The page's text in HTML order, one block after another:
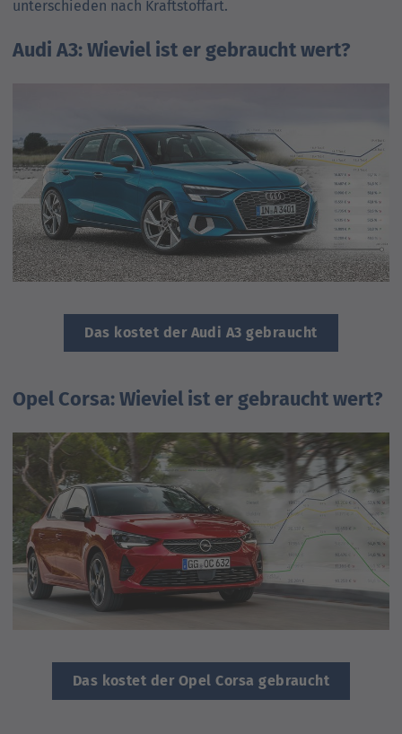
unterschieden nach Kraftstoff­art.
Audi A3: Wieviel ist er gebraucht wert?
Das kostet der Audi A3 gebraucht
Opel Corsa: Wieviel ist er gebraucht wert?
Das kostet der Opel Corsa gebraucht